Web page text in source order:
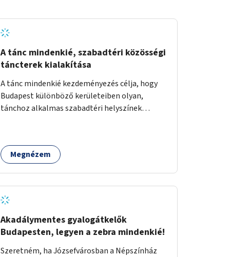
A tánc mindenkié, szabadtéri közösségi
táncterek kialakítása
A tánc mindenkié kezdeményezés célja, hogy
Budapest különböző kerületeiben olyan,
tánchoz alkalmas szabadtéri helyszínek
táncklubok, sőt, az egyszerű mozgásra vágyó
lakosok is részt vehetnek közösségi
szervezésére alkalmas, csiszolt, sima
burkolattal rendelkező platformok állnak
rendelkezésre. Az 5 darab táncteret, melynek
nagysága egyenként 70 négyzetméter.
Megnézem
Akadálymentes gyalogátkelők
Budapesten, legyen a zebra mindenkié!
Szeretném, ha Józsefvárosban a Népszínház